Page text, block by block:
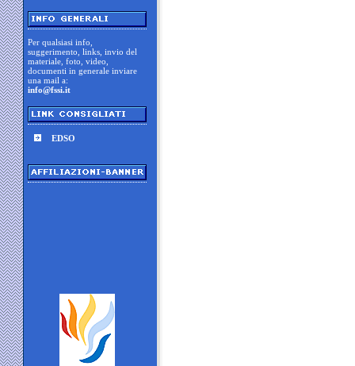
Per qualsiasi info,
suggerimento, links, invio del
materiale, foto, video,
documenti in generale inviare
una mail a:
info@fssi.it
EDSO